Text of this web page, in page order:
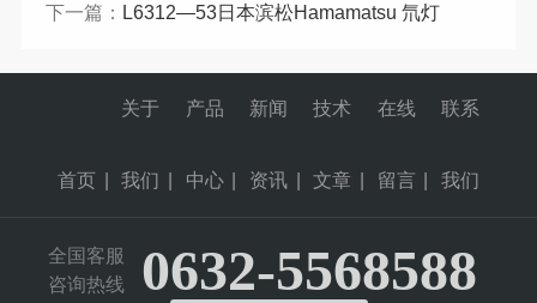
下一篇： L6312—53日本滨松Hamamatsu 氘灯
首页
关于
我们
产品
中心
新闻
资讯
技术
文章
在线
留言
联系
我们
全国客服
咨询热线
0632-5568588